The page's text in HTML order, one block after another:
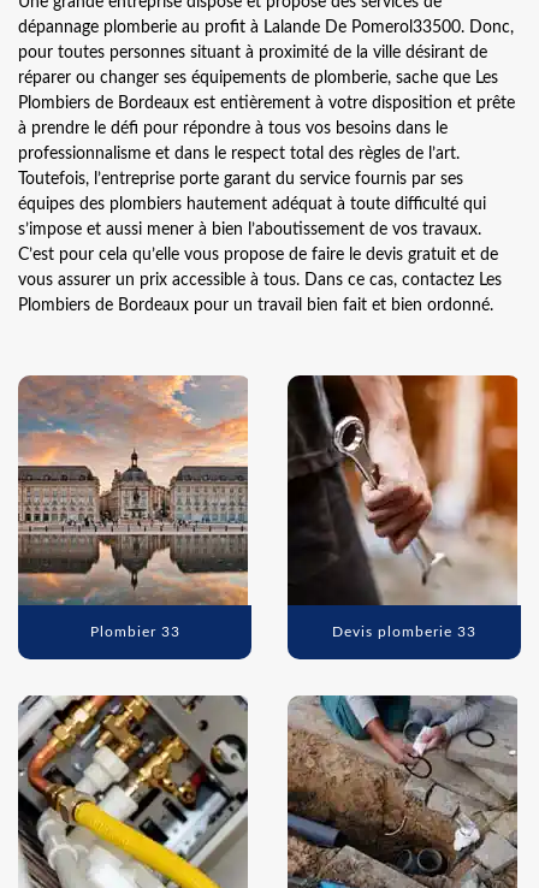
dépannage plomberie au profit à Lalande De Pomerol33500. Donc,
pour toutes personnes situant à proximité de la ville désirant de
réparer ou changer ses équipements de plomberie, sache que Les
Plombiers de Bordeaux est entièrement à votre disposition et prête
à prendre le défi pour répondre à tous vos besoins dans le
professionnalisme et dans le respect total des règles de l’art.
Toutefois, l’entreprise porte garant du service fournis par ses
équipes des plombiers hautement adéquat à toute difficulté qui
s’impose et aussi mener à bien l’aboutissement de vos travaux.
C’est pour cela qu’elle vous propose de faire le devis gratuit et de
vous assurer un prix accessible à tous. Dans ce cas, contactez Les
Plombiers de Bordeaux pour un travail bien fait et bien ordonné.
Plombier 33 Devis plomberie 33